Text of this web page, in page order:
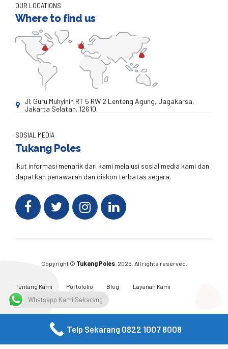
OUR LOCATIONS
Where to find us
Jl. Guru Muhyinin RT 5 RW 2 Lenteng Agung, Jagakarsa,
Jakarta Selatan. 12610
SOSIAL MEDIA
Tukang Poles
Ikut informasi menarik dari kami melalusi sosial media kami dan
dapatkan penawaran dan diskon terbatas segera.
Copyright © Tukang Poles. 2025. All rights reserved.
Tentang Kami Portofolio Blog
Layanan Kami
Kontak Kami
Facebook Twitter Instagram Email
Whatsapp Kami Sekarang
Telp Sekarang 0822 1007 8008